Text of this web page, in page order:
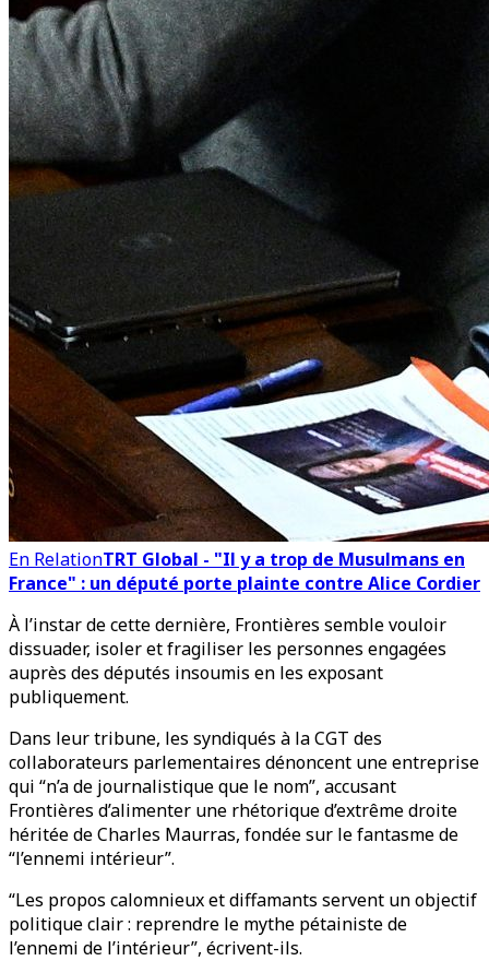
En RelationTRT Global - "Il y a trop de Musulmans en
France" : un député porte plainte contre Alice Cordier
À l’instar de cette dernière, Frontières semble vouloir
dissuader, isoler et fragiliser les personnes engagées
auprès des députés insoumis en les exposant
publiquement.
Dans leur tribune, les syndiqués à la CGT des
collaborateurs parlementaires dénoncent une entreprise
qui “n’a de journalistique que le nom”, accusant
Frontières d’alimenter une rhétorique d’extrême droite
héritée de Charles Maurras, fondée sur le fantasme de
“l’ennemi intérieur”.
“Les propos calomnieux et diffamants servent un objectif
politique clair : reprendre le mythe pétainiste de
l’ennemi de l’intérieur”, écrivent-ils.